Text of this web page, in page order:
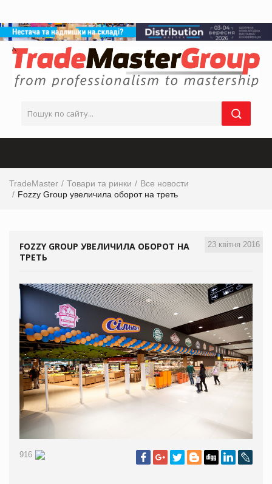
TradeMaster Товари та ринки
Все новости
Fozzy Group увеличила оборот на треть
23 квітня 2016
FOZZY GROUP УВЕЛИЧИЛА ОБОРОТ НА
ТРЕТЬ
916